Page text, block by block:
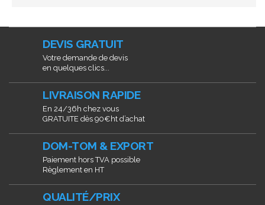
DEVIS GRATUIT
Votre demande de devis
en quelques clics...
LIVRAISON RAPIDE
En 24/36h chez vous
GRATUITE dès 90€ht d’achat
DOM-TOM & EXPORT
Paiement hors TVA possible
Règlement en HT
QUALITÉ/PRIX